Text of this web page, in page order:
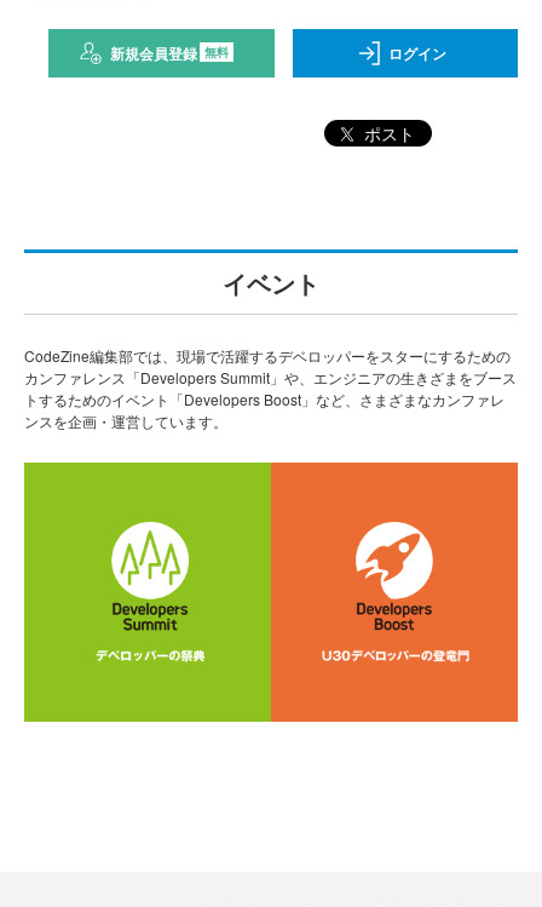
新規会員登録 無料 ログイン
ポスト
イベント
CodeZine編集部では、現場で活躍するデベロッパーをスターにするための
カンファレンス「Developers Summit」や、エンジニアの生きざまをブース
トするためのイベント「Developers Boost」など、さまざまなカンファレ
ンスを企画・運営しています。